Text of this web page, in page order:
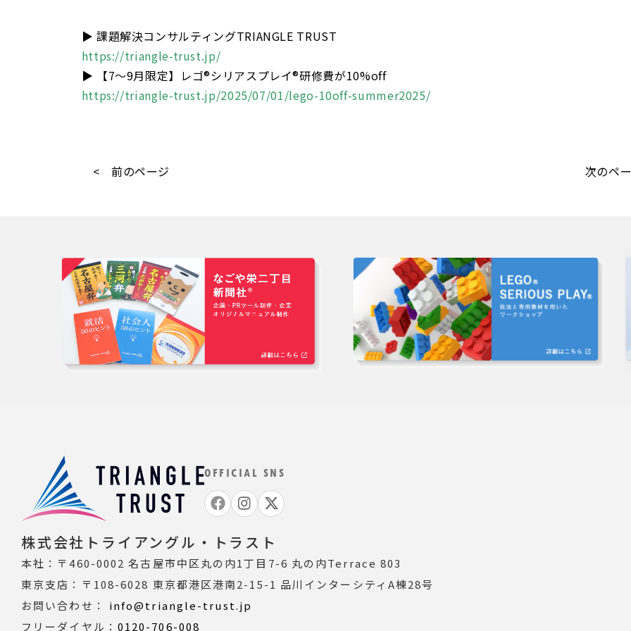
▶ 課題解決コンサルティングTRIANGLE TRUST
https://triangle-trust.jp/
▶ 【7～9月限定】レゴ®シリアスプレイ®研修費が10%off
https://triangle-trust.jp/2025/07/01/lego-10off-summer2025/
< 前のページ 次のペ
OFFICIAL SNS
株式会社トライアングル・トラスト
本社：〒460-0002名古屋市中区丸の内1丁目7-6 丸の内Terrace 803
東京支店：〒108-6028 東京都港区港南2-15-1 品川インターシティA棟28号
お問い合わせ： info@triangle-trust.jp
フリーダイヤル： 0120-706-008